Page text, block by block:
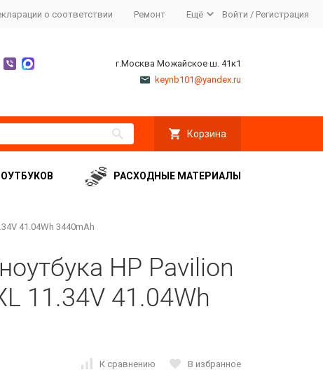
о соответствии Ремонт Ещё Войти / Регистрация
г.Москва Можайское ш. 41к1
keynb101@yandex.ru
Корзина
РАСХОДНЫЕ МАТЕРИАЛЫ
41.04Wh 3440mAh
HP Pavilion
11.34V 41.04Wh
К сравнению В избранное